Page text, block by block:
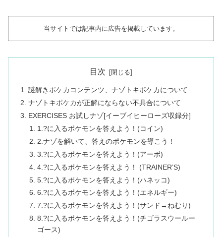
当サイトでは記事内に広告を掲載しています。
目次
謎解きポケカコンテンツ、ナゾトキポケカについて
ナゾトキポケカが正解にならない不具合について
EXERCISES お試しナゾ[イーブイヒーローズ収録分]
1.?に入るポケモンを答えよう！(コイン)
2.ナゾを解いて、答えのポケモンを導こう！
3.?に入るポケモンを答えよう！(アーボ)
4.?に入るポケモンを答えよう！ (TRAINER’S)
5.?に入るポケモンを答えよう！(ハネッコ)
6.?に入るポケモンを答えよう！(エネルギー)
7.?に入るポケモンを答えよう！(サンド→ねむり)
8.?に入るポケモンを答えよう！(チゴラスウールー
ゴース)